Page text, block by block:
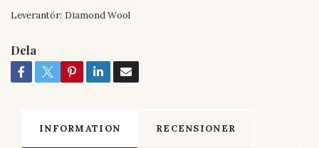
Leverantör: Diamond Wool
Dela
INFORMATION RECENSIONER